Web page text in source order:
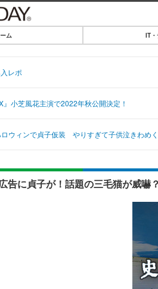
ショッピング
エンタメTOP
音楽
ライフTOP
ペット
ム IT
レポ
』小芝風花主演で2022年秋公開決定！
ウィンで貞子仮装 やりすぎて子供泣きわめ
告に貞子が！話題の三毛猫が威嚇